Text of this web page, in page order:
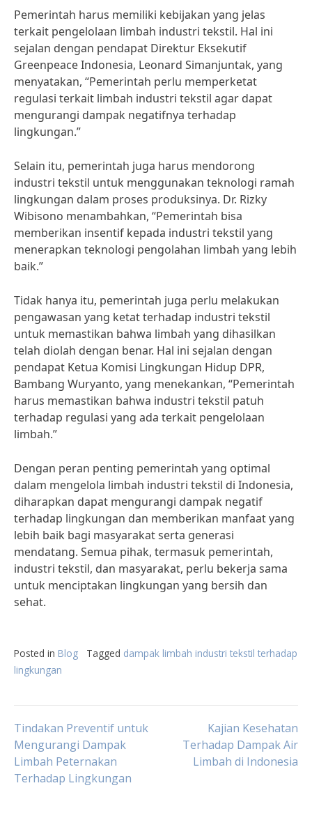
Pemerintah harus memiliki kebijakan yang jelas
terkait pengelolaan limbah industri tekstil. Hal ini
sejalan dengan pendapat Direktur Eksekutif
Greenpeace Indonesia, Leonard Simanjuntak, yang
menyatakan, “Pemerintah perlu memperketat
regulasi terkait limbah industri tekstil agar dapat
mengurangi dampak negatifnya terhadap
lingkungan.”
Selain itu, pemerintah juga harus mendorong
industri tekstil untuk menggunakan teknologi ramah
lingkungan dalam proses produksinya. Dr. Rizky
Wibisono menambahkan, “Pemerintah bisa
memberikan insentif kepada industri tekstil yang
menerapkan teknologi pengolahan limbah yang lebih
baik.”
Tidak hanya itu, pemerintah juga perlu melakukan
pengawasan yang ketat terhadap industri tekstil
untuk memastikan bahwa limbah yang dihasilkan
telah diolah dengan benar. Hal ini sejalan dengan
pendapat Ketua Komisi Lingkungan Hidup DPR,
Bambang Wuryanto, yang menekankan, “Pemerintah
harus memastikan bahwa industri tekstil patuh
terhadap regulasi yang ada terkait pengelolaan
limbah.”
Dengan peran penting pemerintah yang optimal
dalam mengelola limbah industri tekstil di Indonesia,
diharapkan dapat mengurangi dampak negatif
terhadap lingkungan dan memberikan manfaat yang
lebih baik bagi masyarakat serta generasi
mendatang. Semua pihak, termasuk pemerintah,
industri tekstil, dan masyarakat, perlu bekerja sama
untuk menciptakan lingkungan yang bersih dan
sehat.
Posted in Blog Tagged dampak limbah industri tekstil terhadap
lingkungan
Post
navigation
Tindakan Preventif untuk
Mengurangi Dampak
Limbah Peternakan
Terhadap Lingkungan
Kajian Kesehatan
Terhadap Dampak Air
Limbah di Indonesia